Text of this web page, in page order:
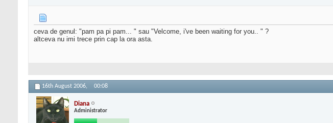
ceva de genul: "pam pa pi pam... " sau "Velcome, i've been waiting for you.. " ?
altceva nu imi trece prin cap la ora asta.
16th August 2006, 00:08
Diana
Administrator